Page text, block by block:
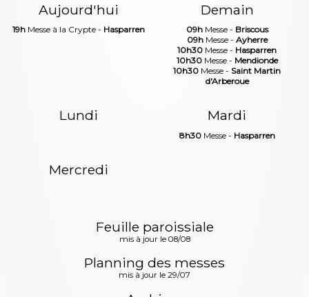
Aujourd'hui
19h Messe à la Crypte - Hasparren
Demain
09hMesse - Briscous
09hMesse - Ayherre
10h30 Messe - Hasparren
10h30Messe - Mendionde
10h30 Messe - Saint Martin
d'Arberoue
Lundi Mardi
8h30Messe - Hasparren
Mercredi
Feuille paroissiale
mis à jour le 08/08
Planning des messes
mis à jour le 29/07